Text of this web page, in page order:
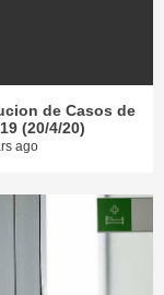
de Casos de
(20/4/20)
ago